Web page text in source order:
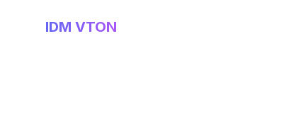
IDM VTON